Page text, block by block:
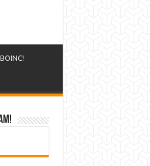
BOINC!